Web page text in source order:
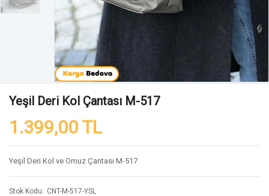
Yeşil Deri Kol Çantası M-517
1.399,00 TL
Yeşil Deri Kol ve Omuz Çantası M-517
Stok Kodu
CNT-M-517-YSL